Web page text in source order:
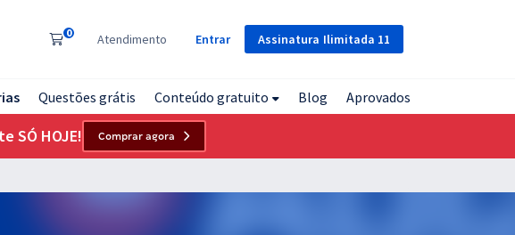
Assinatura Ilimitada 11
0 Atendimento Entrar
Questões grátis Conteúdo gratuito Blog Aprovados
SÓ HOJE! Comprar agora